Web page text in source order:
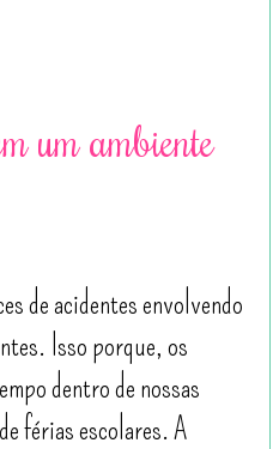
um ambiente
de acidentes envolvendo
Isso porque, os
dentro de nossas
férias escolares. A